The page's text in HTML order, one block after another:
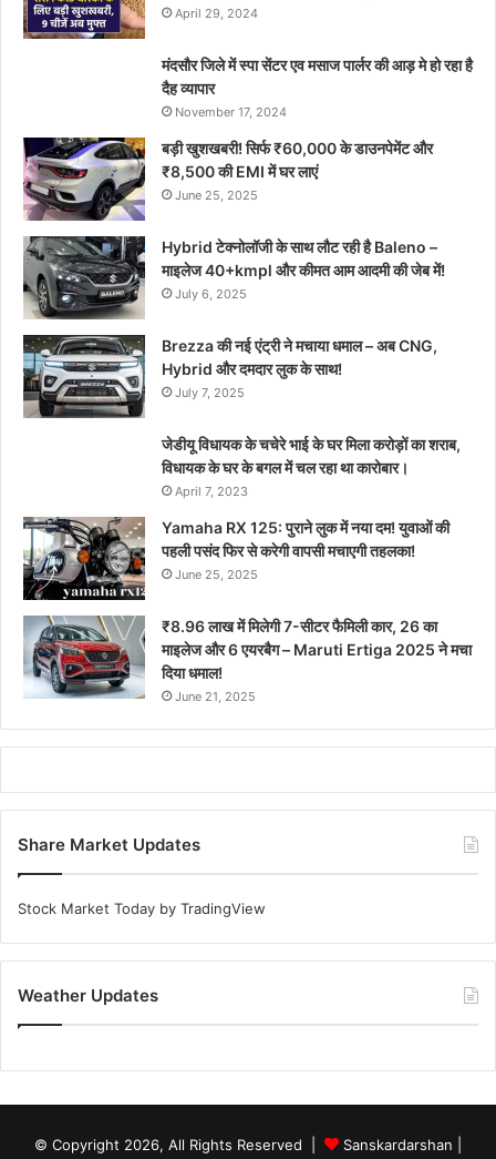
April 29, 2024
मंदसौर जिले में स्पा सेंटर एव मसाज पार्लर की आड़ मे हो रहा है
दैह व्यापार
November 17, 2024
बड़ी खुशखबरी! सिर्फ ₹60,000 के डाउनपेमेंट और
₹8,500 की EMI में घर लाएं
June 25, 2025
Hybrid टेक्नोलॉजी के साथ लौट रही है Baleno –
माइलेज 40+kmpl और कीमत आम आदमी की जेब में!
July 6, 2025
Brezza की नई एंट्री ने मचाया धमाल – अब CNG,
Hybrid और दमदार लुक के साथ!
July 7, 2025
जेडीयू विधायक के चचेरे भाई के घर मिला करोड़ों का शराब,
विधायक के घर के बगल में चल रहा था कारोबार।
April 7, 2023
Yamaha RX 125: पुराने लुक में नया दम! युवाओं की
पहली पसंद फिर से करेगी वापसी मचाएगी तहलका!
June 25, 2025
₹8.96 लाख में मिलेगी 7-सीटर फैमिली कार, 26 का
माइलेज और 6 एयरबैग – Maruti Ertiga 2025 ने मचा
दिया धमाल!
June 21, 2025
Share Market Updates
Stock Market Today by TradingView
Weather Updates
© Copyright 2026, All Rights Reserved | Sanskardarshan